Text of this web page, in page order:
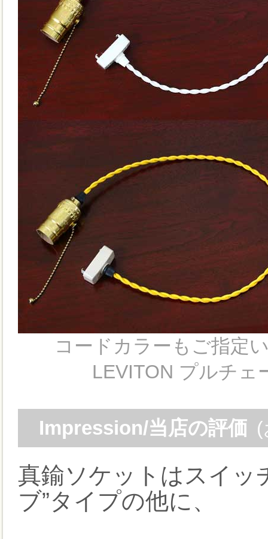
コードカラーもご指定
LEVITON プルチェ
Impression/当店の評価
真鍮ソケットはスイッ
ブ”タイプの他に、